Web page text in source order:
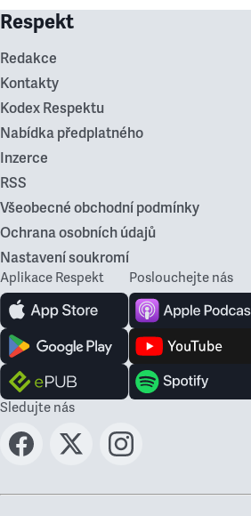
Respekt
Redakce
Kontakty
Kodex Respektu
Nabídka předplatného
Inzerce
RSS
Všeobecné obchodní podmínky
Ochrana osobních údajů
Nastavení soukromí
Aplikace Respekt Poslouchejte nás
Sledujte nás